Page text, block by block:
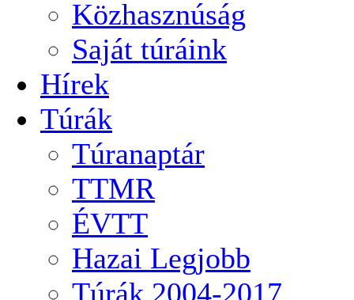
Közhasznúság
Saját túráink
Hírek
Túrák
Túranaptár
TTMR
ÉVTT
Hazai Legjobb
Túrák 2004-2017